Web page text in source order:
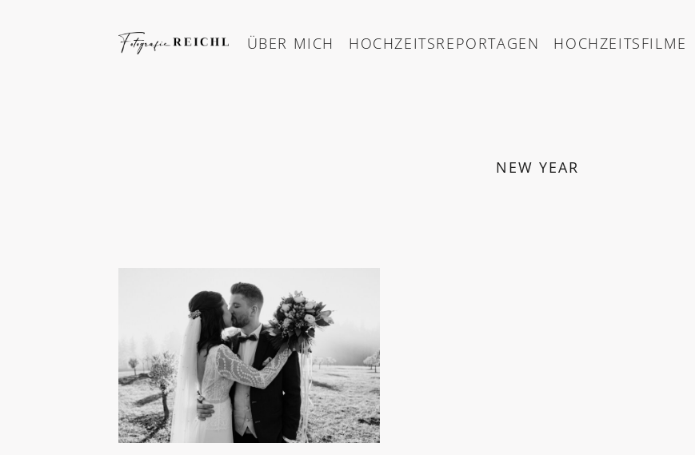
ÜBER MICH HOCHZEITSREPORTAGEN HOCHZEITSFILME
NEW YEAR